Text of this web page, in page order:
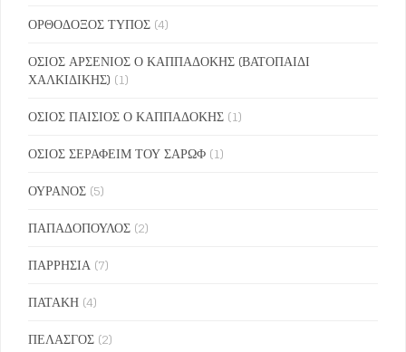
ΟΡΘΟΔΟΞΟΣ ΤΥΠΟΣ (4)
ΟΣΙΟΣ ΑΡΣΕΝΙΟΣ Ο ΚΑΠΠΑΔΟΚΗΣ (ΒΑΤΟΠΑΙΔΙ
ΧΑΛΚΙΔΙΚΗΣ) (1)
ΟΣΙΟΣ ΠΑΙΣΙΟΣ Ο ΚΑΠΠΑΔΟΚΗΣ (1)
ΟΣΙΟΣ ΣΕΡΑΦΕΙΜ ΤΟΥ ΣΑΡΩΦ (1)
ΟΥΡΑΝΟΣ (5)
ΠΑΠΑΔΟΠΟΥΛΟΣ (2)
ΠΑΡΡΗΣΙΑ (7)
ΠΑΤΑΚΗ (4)
ΠΕΛΑΣΓΟΣ (2)